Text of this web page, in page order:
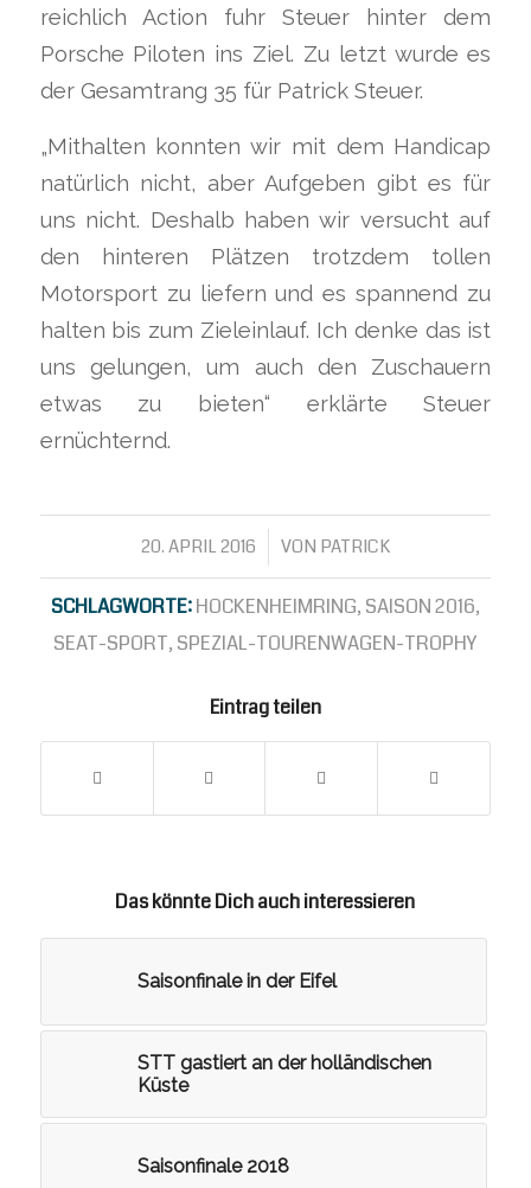
reichlich Action fuhr Steuer hinter dem
Porsche Piloten ins Ziel. Zu letzt wurde es
der Gesamtrang 35 für Patrick Steuer.
„Mithalten konnten wir mit dem Handicap
natürlich nicht, aber Aufgeben gibt es für
uns nicht. Deshalb haben wir versucht auf
den hinteren Plätzen trotzdem tollen
Motorsport zu liefern und es spannend zu
halten bis zum Zieleinlauf. Ich denke das ist
uns gelungen, um auch den Zuschauern
etwas zu bieten“ erklärte Steuer
ernüchternd.
20. APRIL 2016
/ VON PATRICK
SCHLAGWORTE:HOCKENHEIMRING, SAISON 2016,
SEAT-SPORT, SPEZIAL-TOURENWAGEN-TROPHY
Eintrag teilen
Das könnte Dich auch interessieren
Saisonfinale in der Eifel
STT gastiert an der holländischen
Küste
Saisonfinale 2018